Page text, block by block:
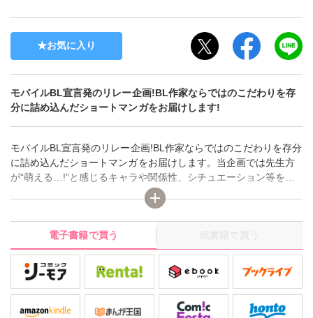
お気に入り
モバイルBL宣言発のリレー企画!BL作家ならではのこだわりを存
分に詰め込んだショートマンガをお届けします!
モバイルBL宣言発のリレー企画!BL作家ならではのこだわりを存分
に詰め込んだショートマンガをお届けします。当企画では先生方
が“萌える…!”と感じるキャラや関係性、シチュエーション等をふ
んだんに詰め込んで、ストーリーのクライマックスのみを抜粋し
ました!!人気作家の性癖がぎゅっと凝縮された作品が読めるのは
『いきなりCLIMAX!』だけ☆ 執筆陣は毎回変わるのでお楽しみに!
電子書籍で買う
紙書籍で買う